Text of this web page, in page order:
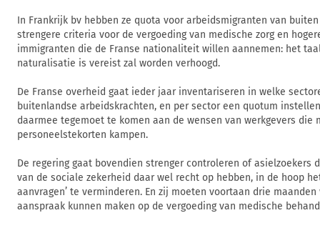
In Frankrijk bv hebben ze quota voor arbeidsmigranten van buiten
strengere criteria voor de vergoeding van medische zorg en
immigranten die de Franse nationaliteit willen aannemen: het
naturalisatie is vereist zal worden verhoogd.
De Franse overheid gaat ieder jaar inventariseren in welke
buitenlandse arbeidskrachten, en per sector een quotum
daarmee tegemoet te komen aan de wensen van werkgevers die
personeelstekorten kampen.
De regering gaat bovendien strenger controleren of asielzoekers
van de sociale zekerheid daar wel recht op hebben, in de hoop
aanvragen’ te verminderen. En zij moeten voortaan drie
aanspraak kunnen maken op de vergoeding van medische